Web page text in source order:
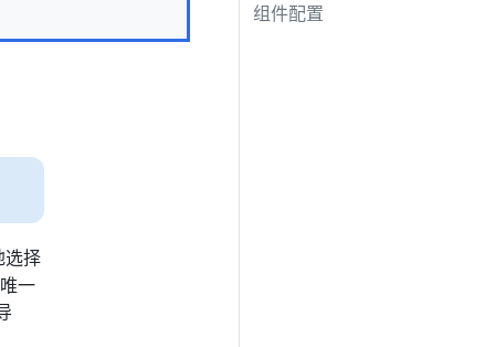
选择
一
组件配置